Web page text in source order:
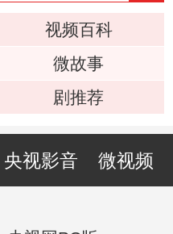
视频百科
微故事
剧推荐
央视影音 微视频